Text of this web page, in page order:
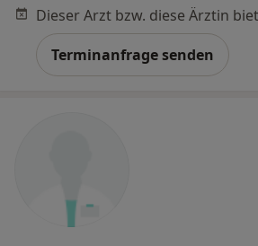
Terminanfrage senden